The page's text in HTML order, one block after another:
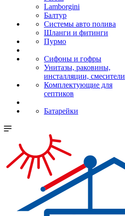
Lamborgini
Балтур
Системы авто полива
Шланги и фитинги
Пурмо
Сифоны и гофры
Унитазы, раковины,
инсталляции, смесители
Комплектующие для
септиков
Батарейки